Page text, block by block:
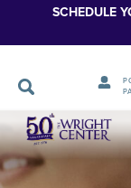
SCHEDULE
Saltar
navegação